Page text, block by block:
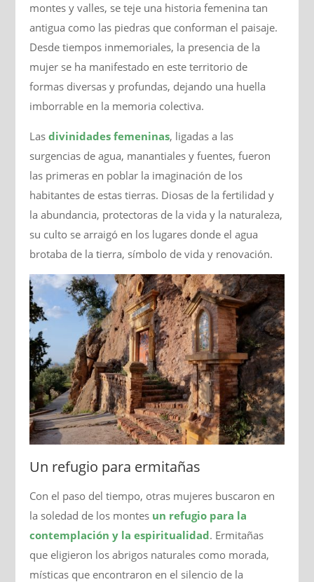
montes y valles, se teje una historia femenina tan
antigua como las piedras que conforman el paisaje.
Desde tiempos inmemoriales, la presencia de la
mujer se ha manifestado en este territorio de
formas diversas y profundas, dejando una huella
imborrable en la memoria colectiva.
Lasdivinidades femeninas, ligadas a las
surgencias de agua, manantiales y fuentes, fueron
las primeras en poblar la imaginación de los
habitantes de estas tierras. Diosas de la fertilidad y
la abundancia, protectoras de la vida y la naturaleza,
su culto se arraigó en los lugares donde el agua
brotaba de la tierra, símbolo de vida y renovación.
Un refugio para ermitañas
Con el paso del tiempo, otras mujeres buscaron en
la soledad de los montes un refugio para la
contemplación y la espiritualidad. Ermitañas
que eligieron los abrigos naturales como morada,
místicas que encontraron en el silencio de la